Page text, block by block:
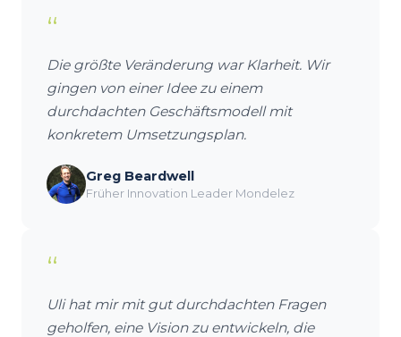
“
Die größte Veränderung war Klarheit. Wir
gingen von einer Idee zu einem
durchdachten Geschäftsmodell mit
konkretem Umsetzungsplan.
Greg Beardwell
Früher Innovation Leader Mondelez
“
Uli hat mir mit gut durchdachten Fragen
geholfen, eine Vision zu entwickeln, die